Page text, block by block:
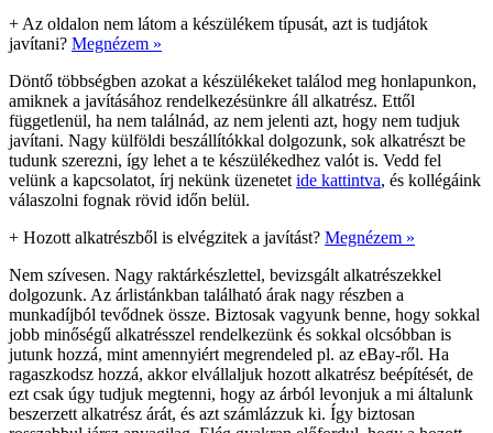
+ Az oldalon nem látom a készülékem típusát, azt is tudjátok
javítani? Megnézem »
Döntő többségben azokat a készülékeket találod meg honlapunkon,
amiknek a javításához rendelkezésünkre áll alkatrész. Ettől
függetlenül, ha nem találnád, az nem jelenti azt, hogy nem tudjuk
javítani. Nagy külföldi beszállítókkal dolgozunk, sok alkatrészt be
tudunk szerezni, így lehet a te készülékedhez valót is. Vedd fel
velünk a kapcsolatot, írj nekünk üzenetet ide kattintva, és kollégáink
válaszolni fognak rövid időn belül.
+ Hozott alkatrészből is elvégzitek a javítást? Megnézem »
Nem szívesen. Nagy raktárkészlettel, bevizsgált alkatrészekkel
dolgozunk. Az árlistánkban található árak nagy részben a
munkadíjból tevődnek össze. Biztosak vagyunk benne, hogy sokkal
jobb minőségű alkatrésszel rendelkezünk és sokkal olcsóbban is
jutunk hozzá, mint amennyiért megrendeled pl. az eBay-ről. Ha
ragaszkodsz hozzá, akkor elvállaljuk hozott alkatrész beépítését, de
ezt csak úgy tudjuk megtenni, hogy az árból levonjuk a mi általunk
beszerzett alkatrész árát, és azt számlázzuk ki. Így biztosan